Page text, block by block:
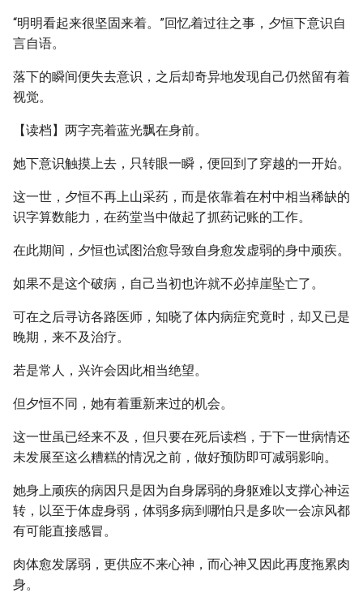
“明明看起来很坚固来着。”回忆着过往之事，夕恒下意识自
言自语。
落下的瞬间便失去意识，之后却奇异地发现自己仍然留有着
视觉。
【读档】两字亮着蓝光飘在身前。
她下意识触摸上去，只转眼一瞬，便回到了穿越的一开始。
这一世，夕恒不再上山采药，而是依靠着在村中相当稀缺的
识字算数能力，在药堂当中做起了抓药记账的工作。
在此期间，夕恒也试图治愈导致自身愈发虚弱的身中顽疾。
如果不是这个破病，自己当初也许就不必掉崖坠亡了。
可在之后寻访各路医师，知晓了体内病症究竟时，却又已是
晚期，来不及治疗。
若是常人，兴许会因此相当绝望。
但夕恒不同，她有着重新来过的机会。
这一世虽已经来不及，但只要在死后读档，于下一世病情还
未发展至这么糟糕的情况之前，做好预防即可减弱影响。
她身上顽疾的病因只是因为自身孱弱的身躯难以支撑心神运
转，以至于体虚身弱，体弱多病到哪怕只是多吹一会凉风都
有可能直接感冒。
肉体愈发孱弱，更供应不来心神，而心神又因此再度拖累肉
身。